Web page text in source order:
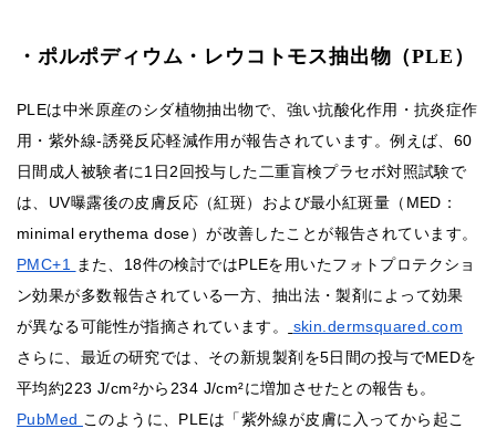
・ポルポディウム・レウコトモス抽出物（PLE）
PLEは中米原産のシダ植物抽出物で、強い抗酸化作用・抗炎症作
用・紫外線‐誘発反応軽減作用が報告されています。例えば、60
日間成人被験者に1日2回投与した二重盲検プラセボ対照試験で
は、UV曝露後の皮膚反応（紅斑）および最小紅斑量（MED：
minimal erythema dose）が改善したことが報告されています。
PMC+1 また、18件の検討ではPLEを用いたフォトプロテクショ
ン効果が多数報告されている一方、抽出法・製剤によって効果
が異なる可能性が指摘されています。
skin.dermsquared.com
さらに、最近の研究では、その新規製剤を5日間の投与でMEDを
平均約223 J/cm²から234 J/cm²に増加させたとの報告も。
PubMed このように、PLEは「紫外線が皮膚に入ってから起こ